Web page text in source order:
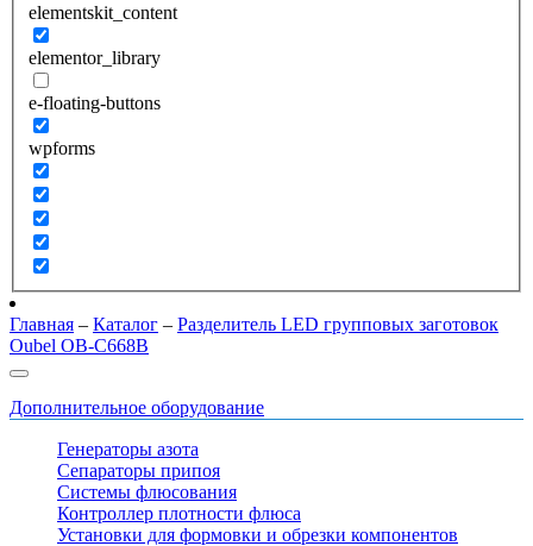
elementskit_content
elementor_library
e-floating-buttons
wpforms
Главная – Каталог – Разделитель LED групповых заготовок
Oubel OB-C668В
Дополнительное оборудование
Генераторы азота
Сепараторы припоя
Системы флюсования
Контроллер плотности флюса
Установки для формовки и обрезки компонентов